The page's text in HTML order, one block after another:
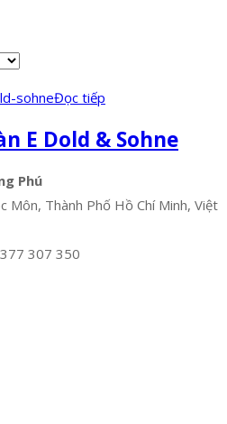
Đọc tiếp
E Dold & Sohne
Phú
Môn, Thành Phố Hồ Chí Minh, Việt
307 350